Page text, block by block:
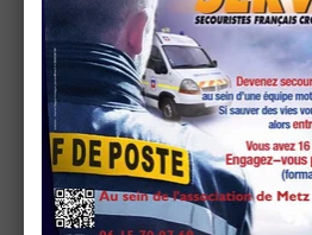
NEWSLETTER